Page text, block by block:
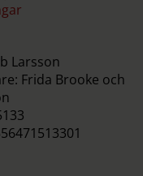
Larsson
Frida Brooke och